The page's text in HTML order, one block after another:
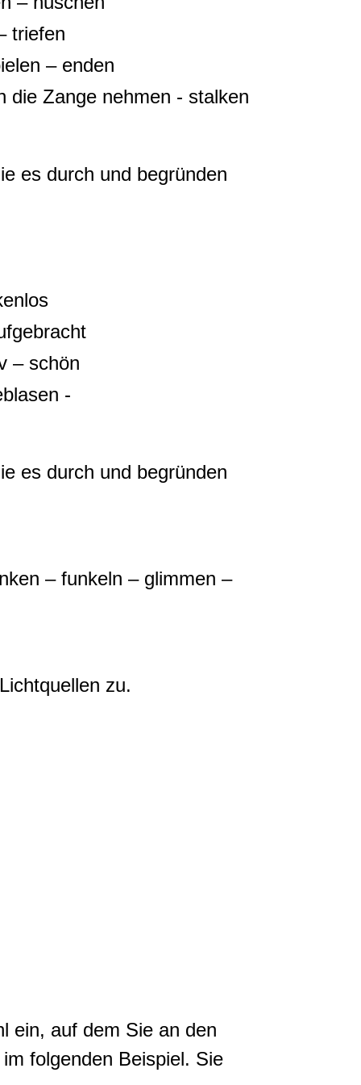
triefen
– enden
die Zange nehmen - stalken
es durch und begründen
– schön
-
es durch und begründen
– funkeln – glimmen –
zu.
ein, auf dem Sie an den
folgenden Beispiel. Sie